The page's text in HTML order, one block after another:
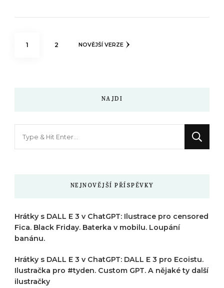
Stránkování
STRÁNKA
1 STRÁNKA
2 NOVĚJŠÍ VERZE
NAJDI
NEJNOVĚJŠÍ PŘÍSPĚVKY
Hrátky s DALL E 3 v ChatGPT: Ilustrace pro censored
Fica. Black Friday. Baterka v mobilu. Loupání
banánu.
Hrátky s DALL E 3 v ChatGPT: DALL E 3 pro Ecoistu.
Ilustračka pro #tyden. Custom GPT. A nějaké ty další
ilustračky